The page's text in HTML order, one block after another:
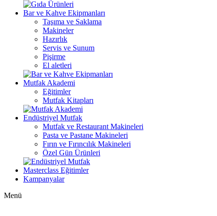
Bar ve Kahve Ekipmanları
Taşıma ve Saklama
Makineler
Hazırlık
Servis ve Sunum
Pişirme
El aletleri
Mutfak Akademi
Eğitimler
Mutfak Kitapları
Endüstriyel Mutfak
Mutfak ve Restaurant Makineleri
Pasta ve Pastane Makineleri
Fırın ve Fırıncılık Makineleri
Özel Gün Ürünleri
Masterclass Eğitimler
Kampanyalar
Menü